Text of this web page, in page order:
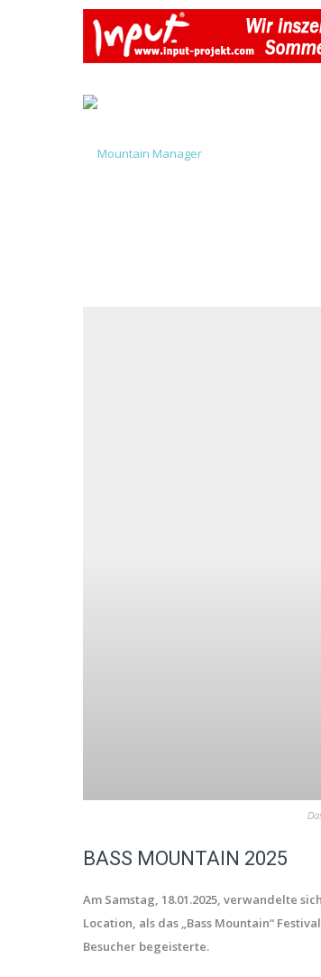
BASS MOUNTAIN 2025
Am Samstag, 18.01.2025, verwandelte
Location, als das „Bass Mountain“
Besucher begeisterte.